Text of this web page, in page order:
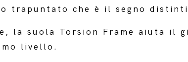
trapuntato che è il segno
la suola Torsion Frame aiuta il
livello.